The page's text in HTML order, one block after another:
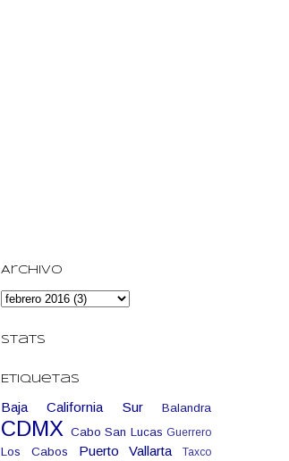
Archivo
Stats
Etiquetas
Baja California Sur Balandra
CDMX Cabo San Lucas Guerrero
Los Cabos Puerto Vallarta
Taxco